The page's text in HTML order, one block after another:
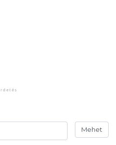
Mehet